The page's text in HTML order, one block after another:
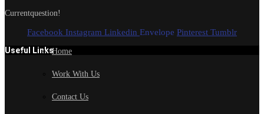
Currentquestion!
Facebook Instagram Linkedin Envelope Pinterest Tumblr
Useful LinksHome
Work With Us
Contact Us